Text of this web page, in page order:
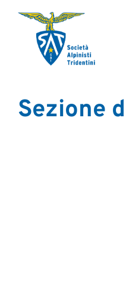
contenuto
Sezione